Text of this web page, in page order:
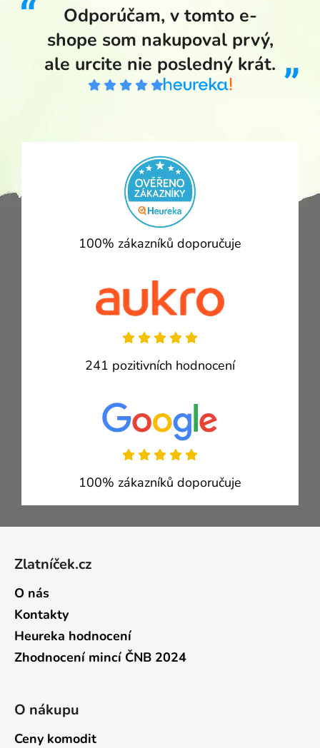
Odporúčam, v tomto e-
shope som nakupoval prvý,
ale urcite nie posledný krát.
100% zákazníků doporučuje
241 pozitivních hodnocení
100% zákazníků doporučuje
Zlatníček.cz
O nás
Kontakty
Heureka hodnocení
Zhodnocení mincí ČNB 2024
O nákupu
Ceny komodit